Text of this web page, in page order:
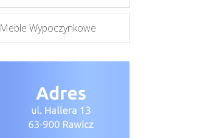
Meble Wypoczynkowe